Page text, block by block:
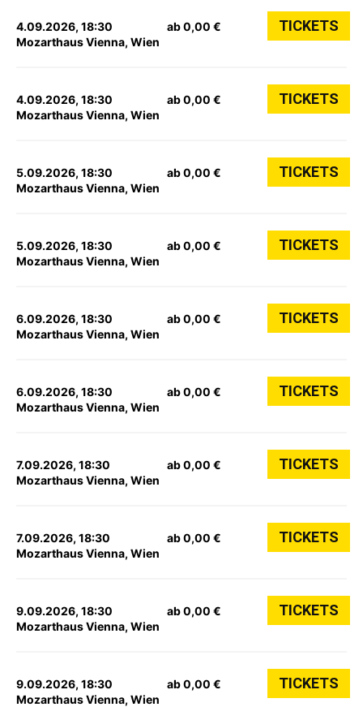
4.09.2026, 18:30
Mozarthaus Vienna, Wien
ab 0,00 € TICKETS
4.09.2026, 18:30
Mozarthaus Vienna, Wien
ab 0,00 € TICKETS
5.09.2026, 18:30
Mozarthaus Vienna, Wien
ab 0,00 € TICKETS
5.09.2026, 18:30
Mozarthaus Vienna, Wien
ab 0,00 € TICKETS
6.09.2026, 18:30
Mozarthaus Vienna, Wien
ab 0,00 € TICKETS
6.09.2026, 18:30
Mozarthaus Vienna, Wien
ab 0,00 € TICKETS
7.09.2026, 18:30
Mozarthaus Vienna, Wien
ab 0,00 € TICKETS
7.09.2026, 18:30
Mozarthaus Vienna, Wien
ab 0,00 € TICKETS
9.09.2026, 18:30
Mozarthaus Vienna, Wien
ab 0,00 € TICKETS
9.09.2026, 18:30
Mozarthaus Vienna, Wien
ab 0,00 € TICKETS